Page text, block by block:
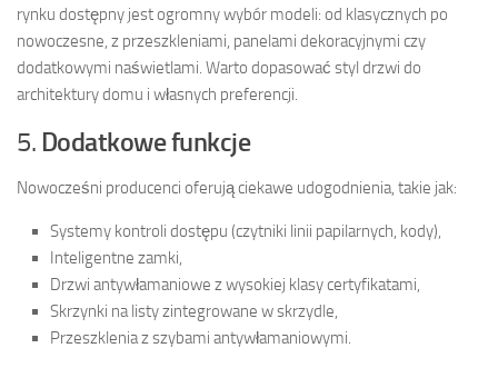
rynku dostępny jest ogromny wybór modeli: od klasycznych po
nowoczesne, z przeszkleniami, panelami dekoracyjnymi czy
dodatkowymi naświetlami. Warto dopasować styl drzwi do
architektury domu i własnych preferencji.
5. Dodatkowe funkcje
Nowocześni producenci oferują ciekawe udogodnienia, takie jak:
Systemy kontroli dostępu (czytniki linii papilarnych, kody),
Inteligentne zamki,
Drzwi antywłamaniowe z wysokiej klasy certyfikatami,
Skrzynki na listy zintegrowane w skrzydle,
Przeszklenia z szybami antywłamaniowymi.